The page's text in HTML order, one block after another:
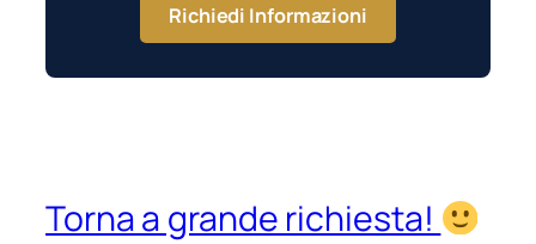
Richiedi Informazioni
Torna a grande richiesta!